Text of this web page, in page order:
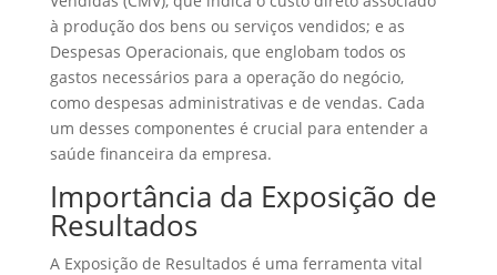
à produção dos bens ou serviços vendidos; e as
Despesas Operacionais, que englobam todos os
gastos necessários para a operação do negócio,
como despesas administrativas e de vendas. Cada
um desses componentes é crucial para entender a
saúde financeira da empresa.
Importância da Exposição de
Resultados
A Exposição de Resultados é uma ferramenta vital